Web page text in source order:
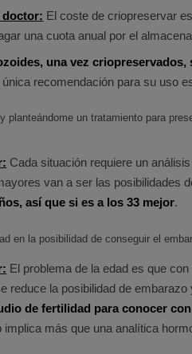
doctor: El coste de criopreservar
una cuota anual por el
una vez
recomendación para su uso
planteándome un tratamiento para
Cada situación requiere un
van a ser las posibilidades
así que si es a los 33 mejor.
en la posibilidad de conseguir el
El problema de la edad es que
reduce la posibilidad de
de fertilidad para conocer
implica más que una analítica